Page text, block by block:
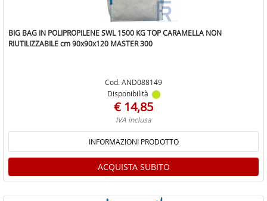
BIG BAG IN POLIPROPILENE SWL 1500 KG TOP CARAMELLA NON
RIUTILIZZABILE cm 90x90x120 MASTER 300
Cod. AND088149
Disponibilità
€ 14,85
IVA inclusa
INFORMAZIONI PRODOTTO
ACQUISTA SUBITO